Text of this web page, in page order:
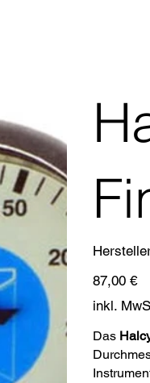
Preis
87,00 €
inkl.
Das